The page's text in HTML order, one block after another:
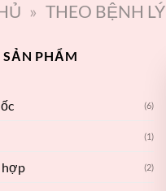
» THEO BỆNH LÝ
PHẨM
(6)
(1)
hợp (2)